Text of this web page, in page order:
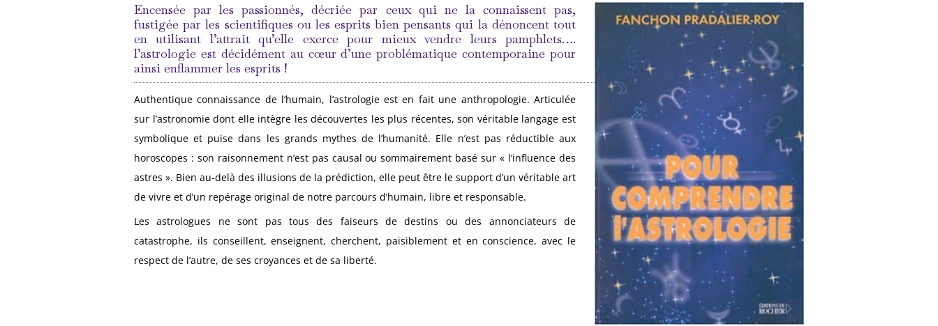
Encensée par les passionnés, décriée par ceux qui ne la connaissent pas,
fustigée par les scientifiques ou les esprits bien pensants qui la dénoncent tout
en utilisant l’attrait qu’elle exerce pour mieux vendre leurs pamphlets….
l’astrologie est décidément au cœur d’une problématique contemporaine pour
ainsi enflammer les esprits !
Authentique connaissance de l’humain, l’astrologie est en fait une anthropologie. Articulée
sur l’astronomie dont elle intègre les découvertes les plus récentes, son véritable langage est
symbolique et puise dans les grands mythes de l’humanité. Elle n’est pas réductible aux
horoscopes : son raisonnement n’est pas causal ou sommairement basé sur « l’influence des
astres ». Bien au-delà des illusions de la prédiction, elle peut être le support d’un véritable art
de vivre et d’un repérage original de notre parcours d’humain, libre et responsable.
Les astrologues ne sont pas tous des faiseurs de destins ou des annonciateurs de
catastrophe, ils conseillent, enseignent, cherchent, paisiblement et en conscience, avec le
respect de l’autre, de ses croyances et de sa liberté.